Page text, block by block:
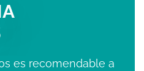
es recomendable a